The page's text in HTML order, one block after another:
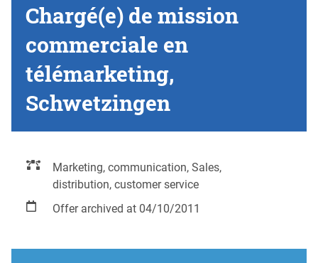
Chargé(e) de mission
commerciale en
télémarketing,
Schwetzingen
Marketing, communication, Sales,
distribution, customer service
Offer archived at 04/10/2011